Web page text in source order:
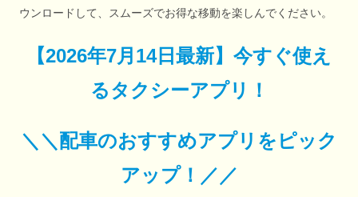
ウンロードして、スムーズでお得な移動を楽しんでください。
【2026年7月14日最新】 今すぐ使え
るタクシーアプリ！
＼＼配車のおすすめアプリをピック
アップ！／／